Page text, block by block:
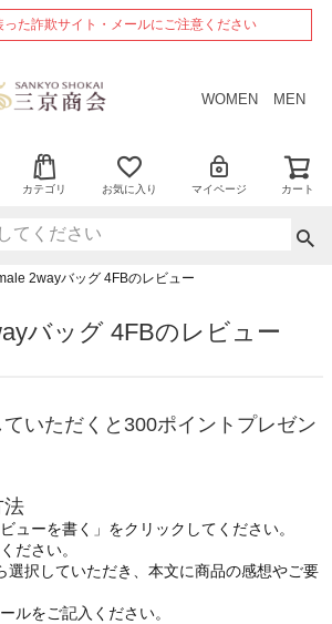
た詐欺サイト・メールにご注意ください
WOMEN MEN
カテゴリ お気に入り マイページ カート
2wayバッグ 4FBのレビュー
バッグ 4FBのレビュー
いただくと300ポイントプレゼン
法
ューを書く」をクリックしてください。
ださい。
選択していただき、本文に商品の感想やご要
ルをご記入ください。
ペー